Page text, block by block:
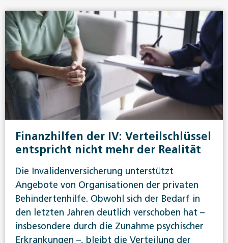
Finanzhilfen der IV: Verteilschlüssel
entspricht nicht mehr der Realität
Die Invalidenversicherung unterstützt
Angebote von Organisationen der privaten
Behindertenhilfe. Obwohl sich der Bedarf in
den letzten Jahren deutlich verschoben hat –
insbesondere durch die Zunahme psychischer
Erkrankungen –, bleibt die Verteilung der